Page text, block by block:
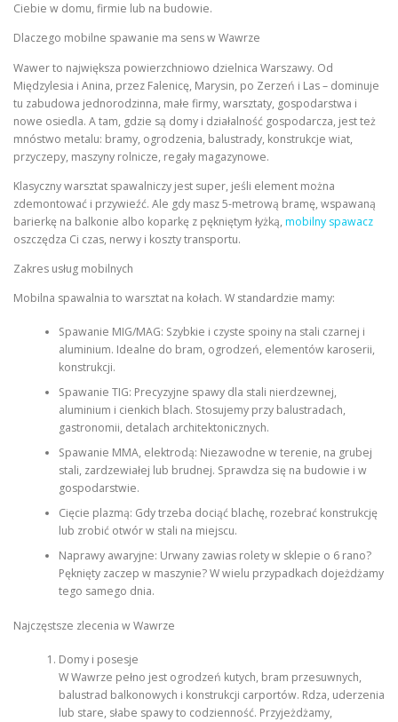
Ciebie w domu, firmie lub na budowie.
Dlaczego mobilne spawanie ma sens w Wawrze
Wawer to największa powierzchniowo dzielnica Warszawy. Od
Międzylesia i Anina, przez Falenicę, Marysin, po Zerzeń i Las – dominuje
tu zabudowa jednorodzinna, małe firmy, warsztaty, gospodarstwa i
nowe osiedla. A tam, gdzie są domy i działalność gospodarcza, jest też
mnóstwo metalu: bramy, ogrodzenia, balustrady, konstrukcje wiat,
przyczepy, maszyny rolnicze, regały magazynowe.
Klasyczny warsztat spawalniczy jest super, jeśli element można
zdemontować i przywieźć. Ale gdy masz 5-metrową bramę, wspawaną
barierkę na balkonie albo koparkę z pękniętym łyżką, mobilny spawacz
oszczędza Ci czas, nerwy i koszty transportu.
Zakres usług mobilnych
Mobilna spawalnia to warsztat na kołach. W standardzie mamy:
Spawanie MIG/MAG: Szybkie i czyste spoiny na stali czarnej i
aluminium. Idealne do bram, ogrodzeń, elementów karoserii,
konstrukcji.
Spawanie TIG: Precyzyjne spawy dla stali nierdzewnej,
aluminium i cienkich blach. Stosujemy przy balustradach,
gastronomii, detalach architektonicznych.
Spawanie MMA, elektrodą: Niezawodne w terenie, na grubej
stali, zardzewiałej lub brudnej. Sprawdza się na budowie i w
gospodarstwie.
Cięcie plazmą: Gdy trzeba dociąć blachę, rozebrać konstrukcję
lub zrobić otwór w stali na miejscu.
Naprawy awaryjne: Urwany zawias rolety w sklepie o 6 rano?
Pęknięty zaczep w maszynie? W wielu przypadkach dojeżdżamy
tego samego dnia.
Najczęstsze zlecenia w Wawrze
Domy i posesje
W Wawrze pełno jest ogrodzeń kutych, bram przesuwnych,
balustrad balkonowych i konstrukcji carportów. Rdza, uderzenia
lub stare, słabe spawy to codzienność. Przyjeżdżamy,